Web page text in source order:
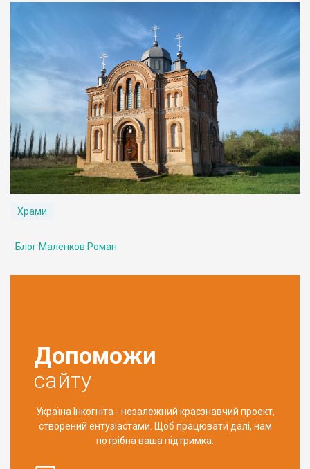
Храми
Блог Маленков Роман
Допоможи
сайту
Україна Інкогніта - незалежний краєзнавчий проект,
створений ентузіастами. Щоб працювати далі, нам
потрібна ваша підтримка.